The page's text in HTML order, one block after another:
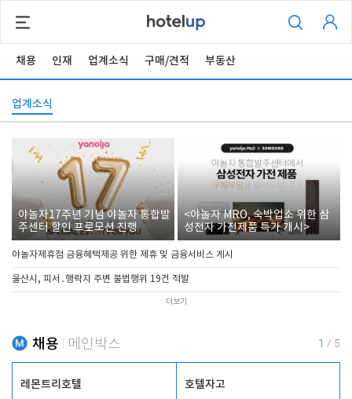
채용 인재 업계소식 구매/견적 부동산
업계소식
야놀자17주년 기념 야놀자 통합발
주센터 할인 프로모션 진행
<야놀자 MRO, 숙박업소 위한 삼
성전자 가전제품 특가 개시>
야놀자제휴점 금융혜택제공 위한 제휴 및 금융서비스 게시
울산시, 피서․행락지 주변 불법행위 19건 적발
더보기
채용 메인박스 1 / 5
레몬트리호텔 호텔자고